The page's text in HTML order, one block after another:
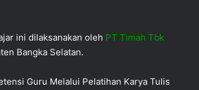
ini dilaksanakan oleh PT Timah Tbk
Bangka Selatan.
Guru Melalui Pelatihan Karya Tulis